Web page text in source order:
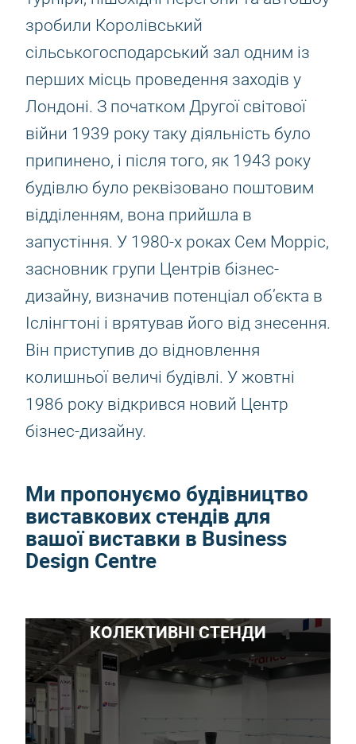
зробили Королівський
сільськогосподарський зал одним із
перших місць проведення заходів у
Лондоні. З початком Другої світової
війни 1939 року таку діяльність було
припинено, і після того, як 1943 року
будівлю було реквізовано поштовим
відділенням, вона прийшла в
запустіння. У 1980-х роках Сем Морріс,
засновник групи Центрів бізнес-
дизайну, визначив потенціал об’єкта в
Іслінгтоні і врятував його від знесення.
Він приступив до відновлення
колишньої величі будівлі. У жовтні
1986 року відкрився новий Центр
бізнес-дизайну.
Ми пропонуємо будівництво
виставкових стендів для
вашої виставки в Business
Design Centre
КОЛЕКТИВНІ СТЕНДИ